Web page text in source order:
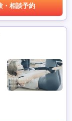
・相談予約